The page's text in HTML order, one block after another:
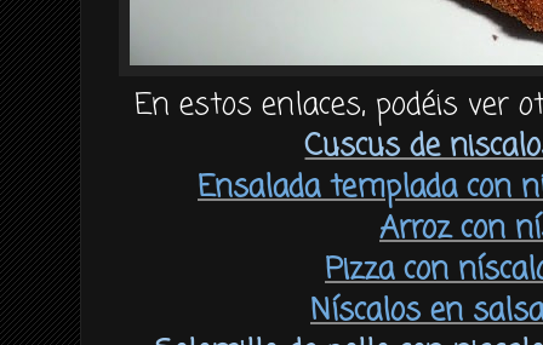
En estos enlaces, podéis ver
Cuscus de
Ensalada templada con
Arroz con
Pizza con
Níscalos en